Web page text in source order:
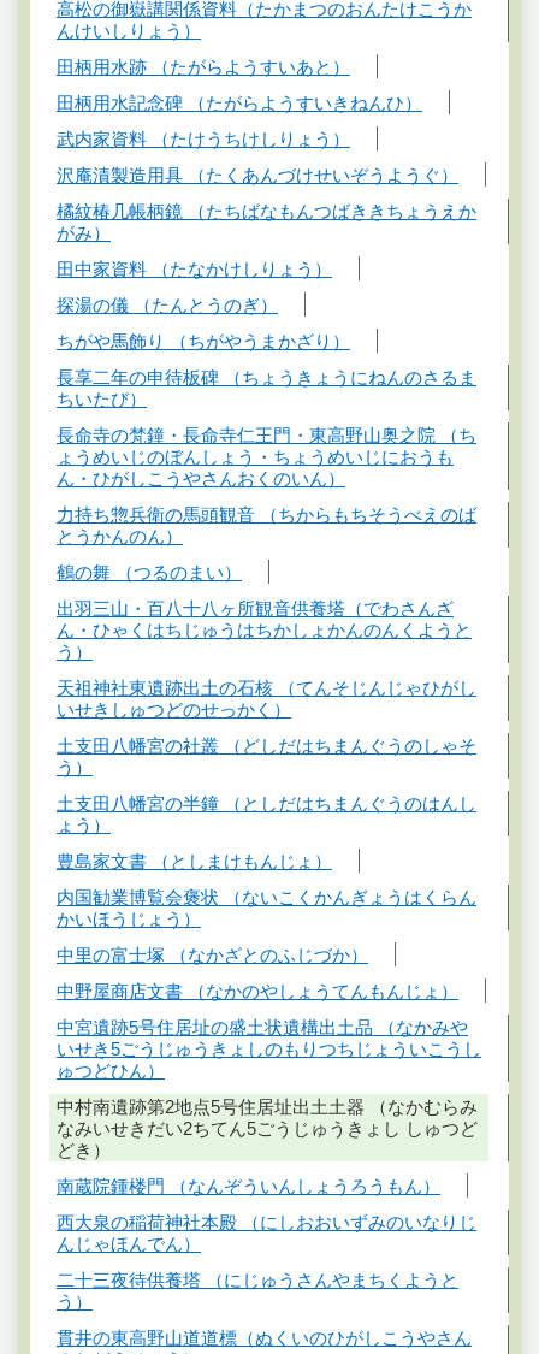
高松の御嶽講関係資料（たかまつのおんたけこうか
んけいしりょう）
田柄用水跡 （たがらようすいあと）
田柄用水記念碑 （たがらようすいきねんひ）
武内家資料 （たけうちけしりょう）
沢庵漬製造用具 （たくあんづけせいぞうようぐ）
橘紋椿几帳柄鏡 （たちばなもんつばききちょうえか
がみ）
田中家資料 （たなかけしりょう）
探湯の儀 （たんとうのぎ）
ちがや馬飾り （ちがやうまかざり）
長享二年の申待板碑 （ちょうきょうにねんのさるま
ちいたび）
長命寺の梵鐘・長命寺仁王門・東高野山奥之院 （ち
ょうめいじのぼんしょう・ちょうめいじにおうも
ん・ひがしこうやさんおくのいん）
力持ち惣兵衛の馬頭観音 （ちからもちそうべえのば
とうかんのん）
鶴の舞 （つるのまい）
出羽三山・百八十八ヶ所観音供養塔（でわさんざ
ん・ひゃくはちじゅうはちかしょかんのんくようと
う）
天祖神社東遺跡出土の石核 （てんそじんじゃひがし
いせきしゅつどのせっかく）
土支田八幡宮の社叢 （どしだはちまんぐうのしゃそ
う）
土支田八幡宮の半鐘 （としだはちまんぐうのはんし
ょう）
豊島家文書 （としまけもんじょ）
内国勧業博覧会褒状 （ないこくかんぎょうはくらん
かいほうじょう）
中里の富士塚 （なかざとのふじづか）
中野屋商店文書 （なかのやしょうてんもんじょ）
中宮遺跡5号住居址の盛土状遺構出土品 （なかみや
いせき5ごうじゅうきょしのもりつちじょういこうし
ゅつどひん）
中村南遺跡第2地点5号住居址出土土器 （なかむらみ
なみいせきだい2ちてん5ごうじゅうきょし しゅつど
どき）
南蔵院鍾楼門 （なんぞういんしょうろうもん）
西大泉の稲荷神社本殿 （にしおおいずみのいなりじ
んじゃほんでん）
二十三夜待供養塔 （にじゅうさんやまちくようと
う）
貫井の東高野山道道標（ぬくいのひがしこうやさん